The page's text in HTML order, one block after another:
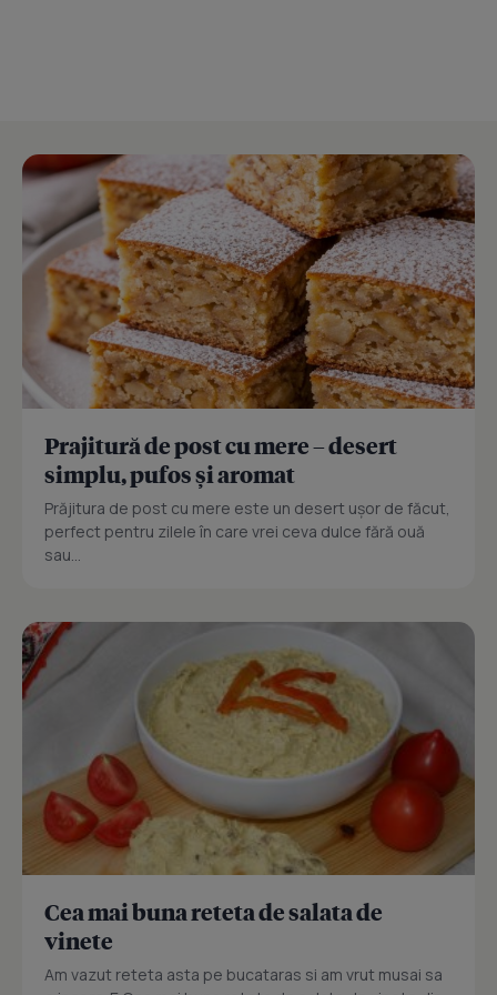
Prajitură de post cu mere – desert
simplu, pufos și aromat
Prăjitura de post cu mere este un desert ușor de făcut,
perfect pentru zilele în care vrei ceva dulce fără ouă
sau...
Cea mai buna reteta de salata de
vinete
Am vazut reteta asta pe bucataras si am vrut musai sa